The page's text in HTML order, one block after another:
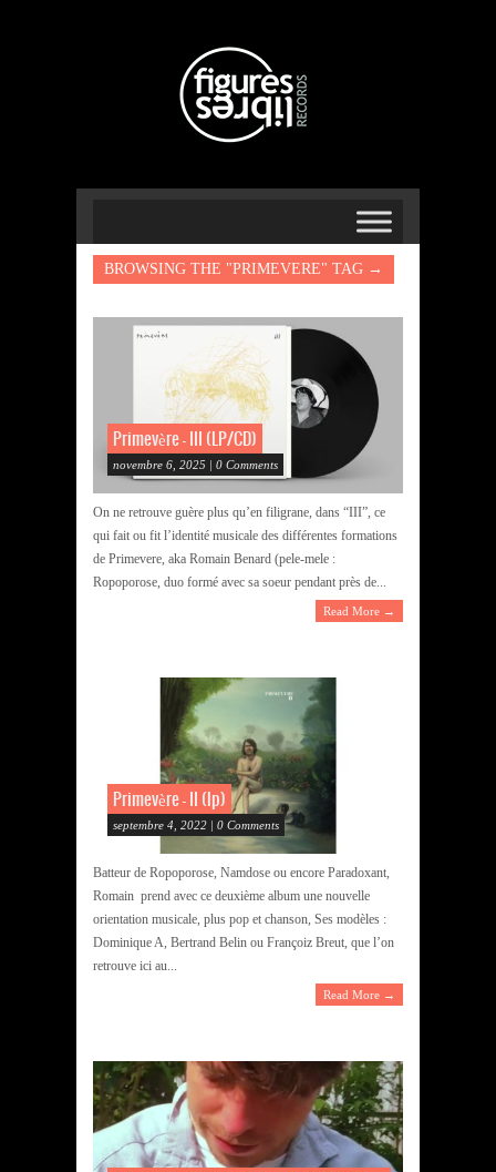
BROWSING THE "PRIMEVERE" TAG →
Primevère – III (LP/CD)
novembre 6, 2025 | 0 Comments
On ne retrouve guère plus qu’en filigrane, dans “III”, ce
qui fait ou fit l’identité musicale des différentes formations
de Primevere, aka Romain Benard (pele-mele :
Ropoporose, duo formé avec sa soeur pendant près de...
Read More →
Primevère – II (lp)
septembre 4, 2022 | 0 Comments
Batteur de Ropoporose, Namdose ou encore Paradoxant,
Romain prend avec ce deuxième album une nouvelle
orientation musicale, plus pop et chanson, Ses modèles :
Dominique A, Bertrand Belin ou Françoiz Breut, que l’on
retrouve ici au...
Read More →